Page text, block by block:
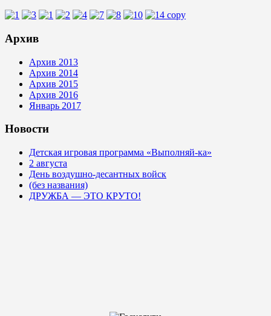
Архив
Архив 2013
Архив 2014
Архив 2015
Архив 2016
Январь 2017
Новости
Детская игровая программа «Выполняй-ка»
2 августа
День воздушно-десантных войск
(без названия)
ДРУЖБА — ЭТО КРУТО!